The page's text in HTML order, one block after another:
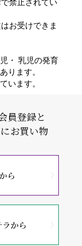
禁止されてい
お受けできま
・ 乳児の発育
ります。
います。
員登録と
お買い物